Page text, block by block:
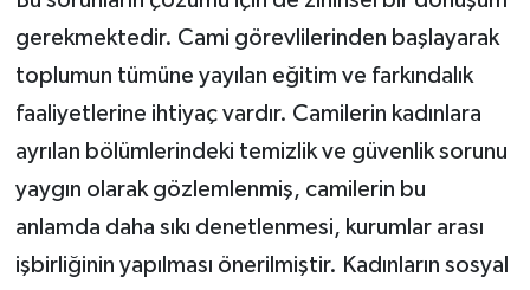
gerekmektedir. Cami görevlilerinden başlayarak
toplumun tümüne yayılan eğitim ve farkındalık
faaliyetlerine ihtiyaç vardır. Camilerin kadınlara
ayrılan bölümlerindeki temizlik ve güvenlik sorunu
yaygın olarak gözlemlenmiş, camilerin bu
anlamda daha sıkı denetlenmesi, kurumlar arası
işbirliğinin yapılması önerilmiştir. Kadınların sosyal